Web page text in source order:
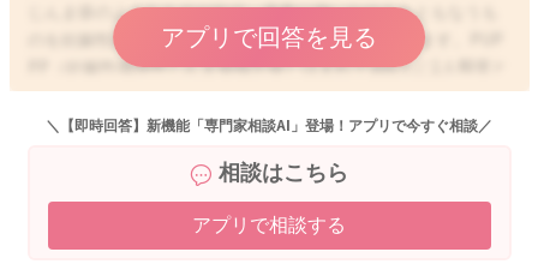
じんま疹のようなものが出て、非常に強いかゆみをともなうも
のを妊娠性掻痒性じんま疹様丘疹（PUPPP）といいます。PUP
PP（妊娠性掻痒性じんま疹様丘疹）はまれで300人に1人程度と
言われています。原因としては不明ですが、妊娠によって胆汁
の流れが悪くなり、肝臓機能の低下、ビタミンＢの不足、ホル
位や痒みの強さは、個人差がありますが、腹部や手足に起こる
事が多いとされています。痒みがひどく夜も眠れなくなったり
する方もいますが、かきむしると悪化しますので、濡れタオル
アプリで回答を見る
＼【即時回答】新機能「専門家相談AI」登場！アプリで今すぐ相談／
相談はこちら
アプリで相談する